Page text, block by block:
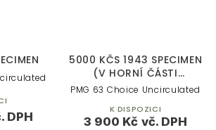
5000 KČS 1943 SPECIMEN
(V HORNÍ ČÁSTI
BANKOVKY) PŘETISK
3 900 Kč
PMG 63 Choice Uncirculated
K DISPOZICI